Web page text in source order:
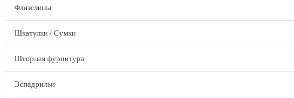
Флизелины
Шкатулки / Сумки
Шторная фурнитура
Эспадрильи